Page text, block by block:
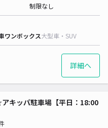
制限なし
ワンボックス大型車・SUV
詳細へ
キッパ駐車場【平日：18:00